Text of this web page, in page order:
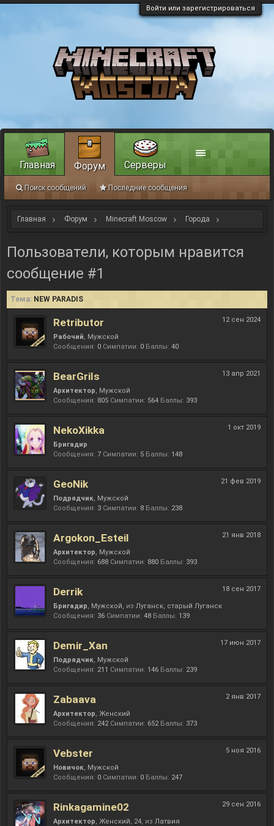
Войти или зарегистрироваться
Главная Форум Minecraft Moscow Города
Пользователи, которым нравится
сообщение #1
Тема: NEW PARADIS
12 сен 2024
Retributor
Рабочий, Мужской
Сообщения: 0 Симпатии: 0 Баллы: 40
13 апр 2021
BearGrils
Архитектор, Мужской
Сообщения: 805 Симпатии: 564 Баллы: 393
1 окт 2019
NekoXikka
Бригадир
Сообщения: 7 Симпатии: 5 Баллы: 148
21 фев 2019
GeoNik
Подрядчик, Мужской
Сообщения: 3 Симпатии: 8 Баллы: 238
21 янв 2018
Argokon_Esteil
Архитектор, Мужской
Сообщения: 688 Симпатии: 880 Баллы: 393
18 сен 2017
Derrik
Бригадир, Мужской, из Луганск, старый Луганск
Сообщения: 36 Симпатии: 48 Баллы: 139
17 июн 2017
Demir_Xan
Подрядчик, Мужской
Сообщения: 211 Симпатии: 146 Баллы: 239
2 янв 2017
Zabaava
Архитектор, Женский
Сообщения: 242 Симпатии: 652 Баллы: 373
5 ноя 2016
Vebster
Новичок, Мужской
Сообщения: 0 Симпатии: 0 Баллы: 247
29 сен 2016
Rinkagamine02
Архитектор, Женский, 24, из Латвия
Главная Форум
Поиск сообщений Последние сообщения
Серверы